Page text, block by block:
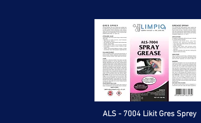
ALS - 7004 Likit Gres Sprey